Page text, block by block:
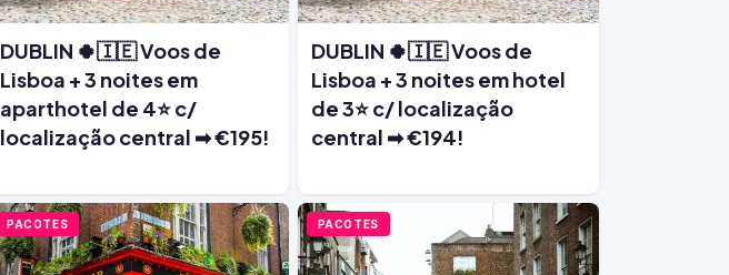
DUBLIN 🍀🇮🇪 Voos de
Lisboa + 3 noites em
aparthotel de 4⭐ c/
localização central ➡ €195!
DUBLIN 🍀🇮🇪 Voos de
Lisboa + 3 noites em hotel
de 3⭐ c/ localização
central ➡ €194!
PACOTES PACOTES